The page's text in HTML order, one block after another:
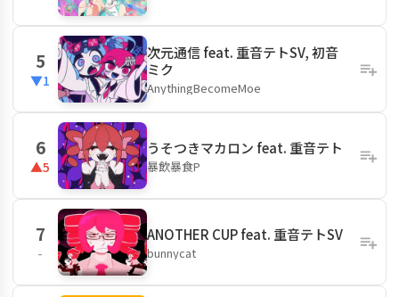
5
▼1
次元通信 feat. 重音テトSV, 初音
ミク
AnythingBecomeMoe
6
▲5
うそつきマカロン feat. 重音テト
暴飲暴食P
7
-
ANOTHER CUP feat. 重音テトSV
bunnycat